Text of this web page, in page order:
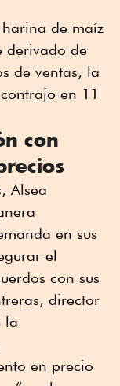
de maíz
derivado de
de ventas, la
en 11
con
Alsea
en sus
el
con sus
director
la
en precio